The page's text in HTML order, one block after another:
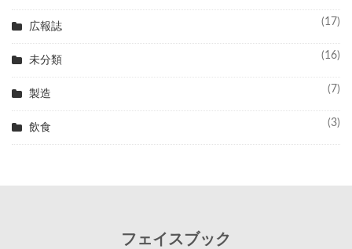
広報誌 (17)
未分類 (16)
製造 (7)
飲食 (3)
フェイスブック